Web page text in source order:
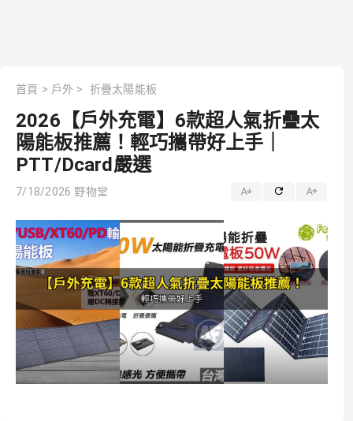
首頁 > 戶外 > 折疊太陽能板
2026【戶外充電】6款超人氣折疊太
陽能板推薦！輕巧攜帶好上手｜
PTT/Dcard嚴選
7/18/2026 野物堂